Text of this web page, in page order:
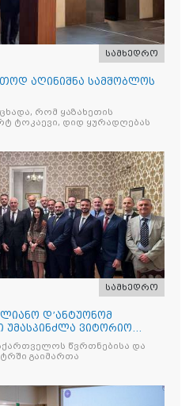
სამხედრო
აღინიშნა სამშობლოს
რომ ყაზახეთის
ტოკაევი, დიდ ყურადღებას
სამხედრო
დ’ანტუონომ
უმასპინძლა ვიტორიო
წვრთნებისა და
გაიმართა